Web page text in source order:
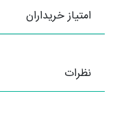
امتیاز خریداران
نظرات